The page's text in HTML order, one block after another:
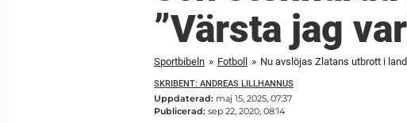
”Värsta jag
Sportbibeln » Fotboll » Nu avslöjas Zlatans utbrott i
SKRIBENT: ANDREAS LILLHANNUS
Uppdaterad: maj 15, 2025, 07:37
Publicerad: sep 22, 2020, 08:14